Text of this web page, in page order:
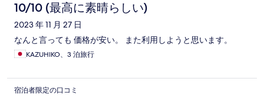
10/10 (最高に素晴らしい)
2023 年 11 月 27 日
なんと言っても 価格が安い。 また利用しようと思います。
KAZUHIKO、3 泊旅行
宿泊者限定の口コミ